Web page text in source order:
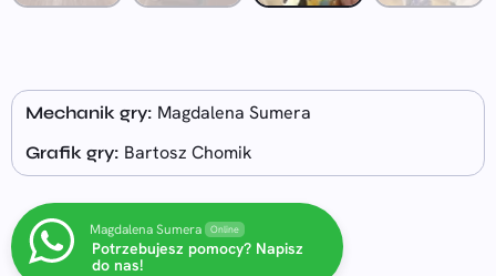
Mechanik gry: Magdalena Sumera
Grafik gry: Bartosz Chomik
Magdalena Sumera Online
Potrzebujesz pomocy? Napisz
do nas!